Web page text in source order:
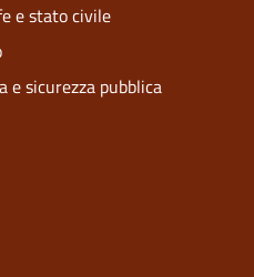
e stato civile
e sicurezza pubblica